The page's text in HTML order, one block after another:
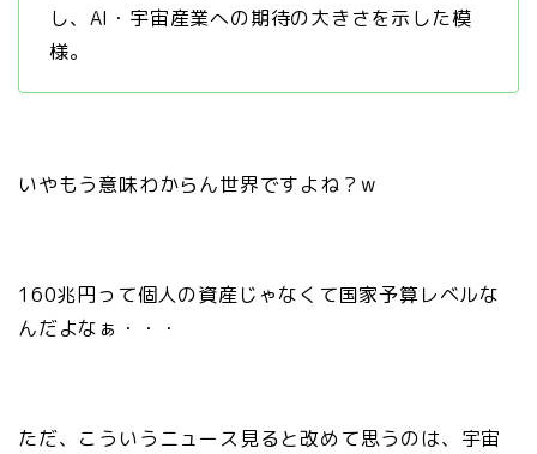
し、AI・宇宙産業への期待の大きさを示した模
様。
いやもう意味わからん世界ですよね？w
160兆円って個人の資産じゃなくて国家予算レベルな
んだよなぁ・・・
ただ、こういうニュース見ると改めて思うのは、宇宙